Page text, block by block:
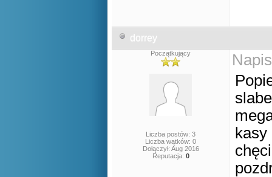
dorrey
Początkujący
Liczba postów: 3
Liczba wątków: 0
Dołączył: Aug 2016
Reputacja: 0